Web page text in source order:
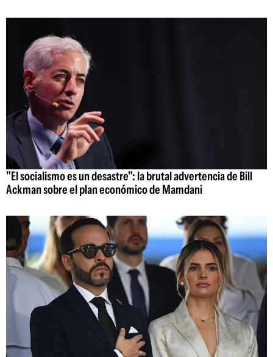
"El socialismo es un desastre": la brutal advertencia de Bill
Ackman sobre el plan económico de Mamdani